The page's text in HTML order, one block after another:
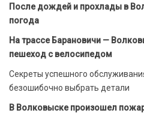
После дождей и прохлады в
погода
На трассе Барановичи —
пешеход с велосипедом
Секреты успешного
безошибочно выбрать детали
В Волковыске произошел